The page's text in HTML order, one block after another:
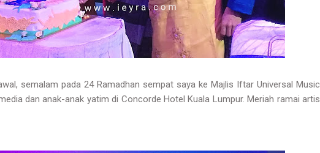
semalam pada 24 Ramadhan sempat saya ke Majlis Iftar Universal Music
dan anak-anak yatim di Concorde Hotel Kuala Lumpur. Meriah ramai artis